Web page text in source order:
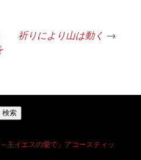
祈りにより山は動く →
主イエスの愛で」アコースティッ